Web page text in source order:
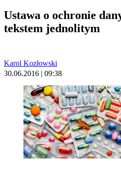
Ustawa o ochronie
tekstem jednolitym
Karol Kozłowski
30.06.2016 | 09:38